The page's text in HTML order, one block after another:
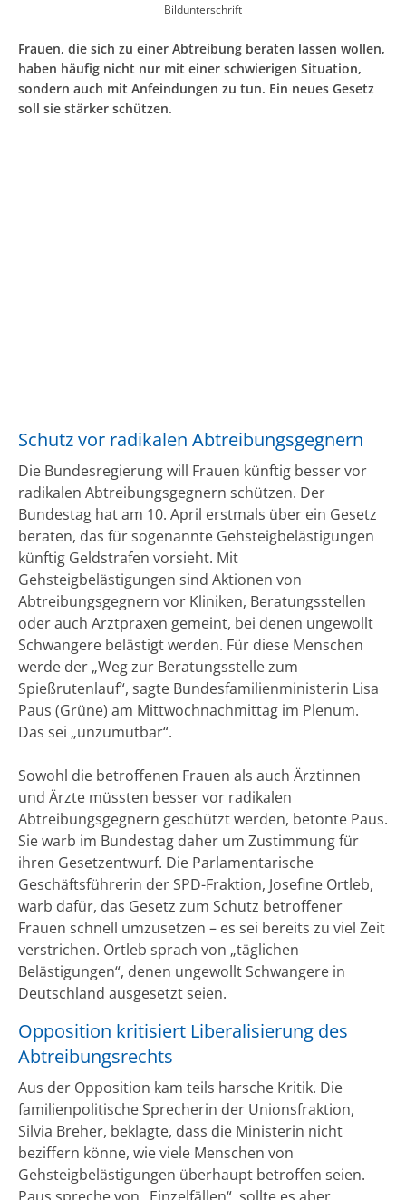
Bildunterschrift
Frauen, die sich zu einer Abtreibung beraten lassen wollen,
haben häufig nicht nur mit einer schwierigen Situation,
sondern auch mit Anfeindungen zu tun. Ein neues Gesetz
soll sie stärker schützen.
Schutz vor radikalen Abtreibungsgegnern
Die Bundesregierung will Frauen künftig besser vor
radikalen Abtreibungsgegnern schützen. Der
Bundestag hat am 10. April erstmals über ein Gesetz
beraten, das für sogenannte Gehsteigbelästigungen
künftig Geldstrafen vorsieht. Mit
Gehsteigbelästigungen sind Aktionen von
Abtreibungsgegnern vor Kliniken, Beratungsstellen
oder auch Arztpraxen gemeint, bei denen ungewollt
Schwangere belästigt werden. Für diese Menschen
werde der „Weg zur Beratungsstelle zum
Spießrutenlauf“, sagte Bundesfamilienministerin Lisa
Paus (Grüne) am Mittwochnachmittag im Plenum.
Das sei „unzumutbar“.
Sowohl die betroffenen Frauen als auch Ärztinnen
und Ärzte müssten besser vor radikalen
Abtreibungsgegnern geschützt werden, betonte Paus.
Sie warb im Bundestag daher um Zustimmung für
ihren Gesetzentwurf. Die Parlamentarische
Geschäftsführerin der SPD-Fraktion, Josefine Ortleb,
warb dafür, das Gesetz zum Schutz betroffener
Frauen schnell umzusetzen – es sei bereits zu viel Zeit
verstrichen. Ortleb sprach von „täglichen
Belästigungen“, denen ungewollt Schwangere in
Deutschland ausgesetzt seien.
Opposition kritisiert Liberalisierung des
Abtreibungsrechts
Aus der Opposition kam teils harsche Kritik. Die
familienpolitische Sprecherin der Unionsfraktion,
Silvia Breher, beklagte, dass die Ministerin nicht
beziffern könne, wie viele Menschen von
Gehsteigbelästigungen überhaupt betroffen seien.
Paus spreche von „Einzelfällen“, sollte es aber